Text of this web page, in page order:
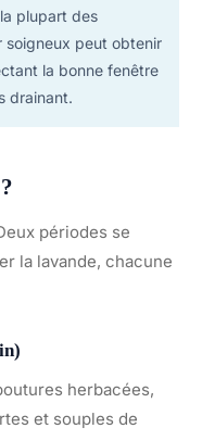
plupart des
soigneux peut obtenir
la bonne fenêtre
drainant.
périodes se
la lavande, chacune
herbacées,
et souples de